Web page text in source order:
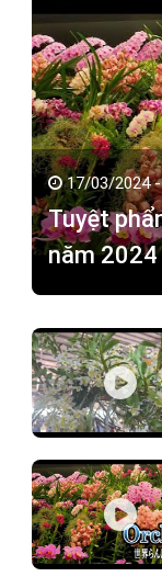
17/03/2024
Tuyệt
năm 2024